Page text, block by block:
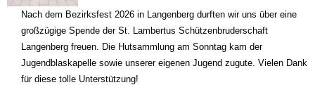
Nach dem Bezirksfest 2026 in Langenberg durften wir uns über eine
großzügige Spende der St. Lambertus Schützenbruderschaft
Langenberg freuen. Die Hutsammlung am Sonntag kam der
Jugendblaskapelle sowie unserer eigenen Jugend zugute. Vielen Dank
für diese tolle Unterstützung!